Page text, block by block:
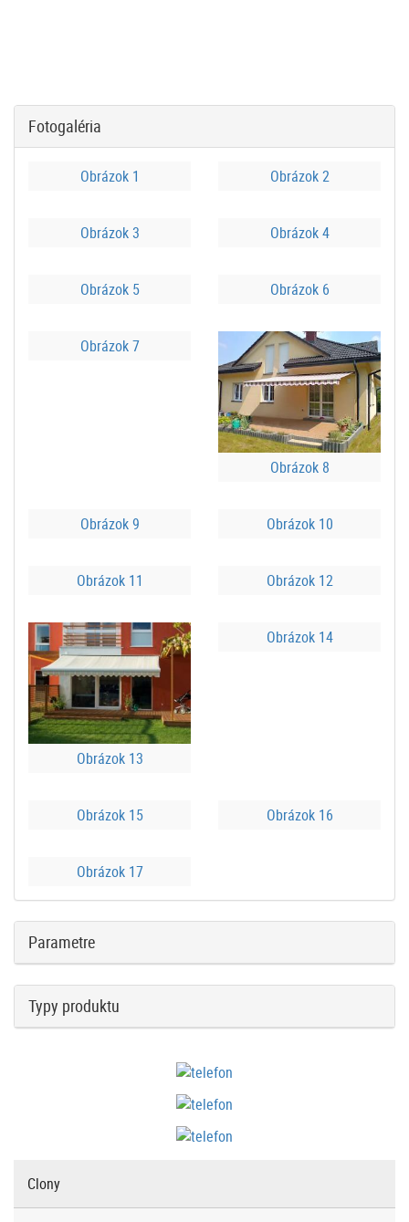
Fotogaléria
Obrázok 1 Obrázok 2
Obrázok 3 Obrázok 4
Obrázok 5 Obrázok 6
Obrázok 7
Obrázok 8
Obrázok 9 Obrázok 10
Obrázok 11 Obrázok 12
Obrázok 13
Obrázok 14
Obrázok 15 Obrázok 16
Obrázok 17
Parametre
Typy produktu
Produkt
Clony